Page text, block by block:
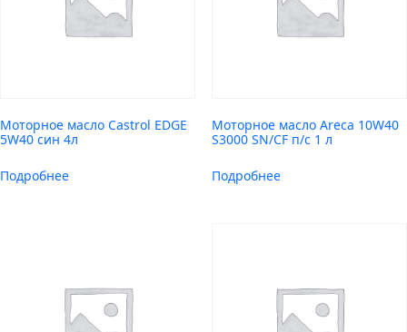
Моторное масло Castrol EDGE
5W40 син 4л
Подробнее
Моторное масло Areca 10W40
S3000 SN/CF п/с 1 л
Подробнее